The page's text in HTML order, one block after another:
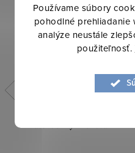
Používame súbory
pohodlné prehliadanie
analýze neustále
použiteľnosť.